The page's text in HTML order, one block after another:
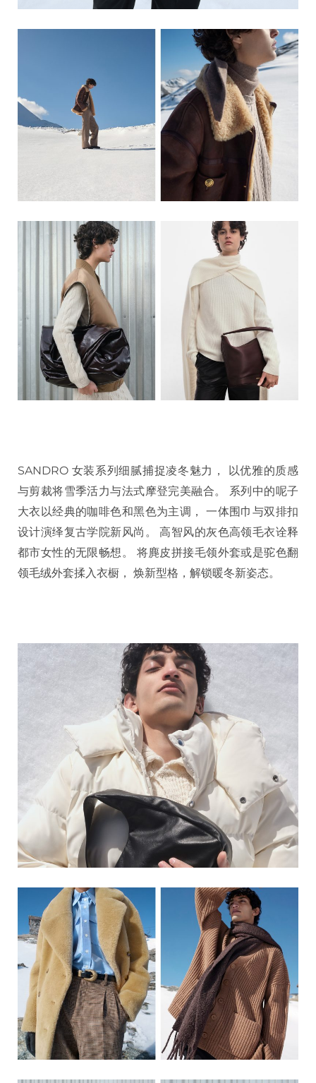
SANDRO 女装系列细腻捕捉凌冬魅力， 以优雅的质感
与剪裁将雪季活力与法式摩登完美融合。 系列中的呢子
大衣以经典的咖啡色和黑色为主调， 一体围巾与双排扣
设计演绎复古学院新风尚。 高智风的灰色高领毛衣诠释
都市女性的无限畅想。 将麂皮拼接毛领外套或是驼色翻
领毛绒外套揉入衣橱， 焕新型格，解锁暖冬新姿态。